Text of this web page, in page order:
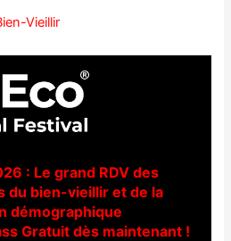
Vieillir
: Le grand RDV des
du bien-vieillir et de la
démographique
Gratuit dès maintenant !